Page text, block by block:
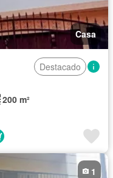
Casa
Destacado
200 m²
1